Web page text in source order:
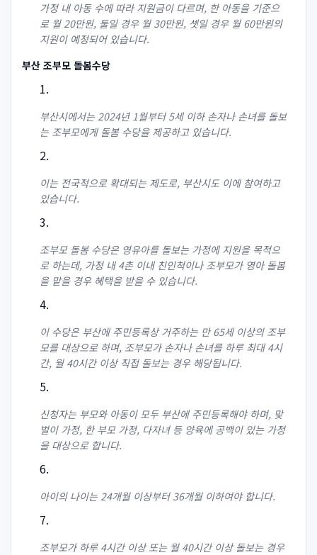
가정 내 아동 수에 따라 지원금이 다르며, 한 아동을 기준으
로 월 20만원, 둘일 경우 월 30만원, 셋일 경우 월 60만원의
지원이 예정되어 있습니다.
부산 조부모 돌봄수당
부산시에서는 2024년 1월부터 5세 이하 손자나 손녀를 돌보
는 조부모에게 돌봄 수당을 제공하고 있습니다.
이는 전국적으로 확대되는 제도로, 부산시도 이에 참여하고
있습니다.
조부모 돌봄 수당은 영유아를 돌보는 가정에 지원을 목적으
로 하는데, 가정 내 4촌 이내 친인척이나 조부모가 영아 돌봄
을 맡을 경우 혜택을 받을 수 있습니다.
이 수당은 부산에 주민등록상 거주하는 만 65세 이상의 조부
모를 대상으로 하며, 조부모가 손자나 손녀를 하루 최대 4시
간, 월 40시간 이상 직접 돌보는 경우 해당됩니다.
신청자는 부모와 아동이 모두 부산에 주민등록해야 하며, 맞
벌이 가정, 한 부모 가정, 다자녀 등 양육에 공백이 있는 가정
을 대상으로 합니다.
아이의 나이는 24개월 이상부터 36개월 이하여야 합니다.
조부모가 하루 4시간 이상 또는 월 40시간 이상 돌보는 경우